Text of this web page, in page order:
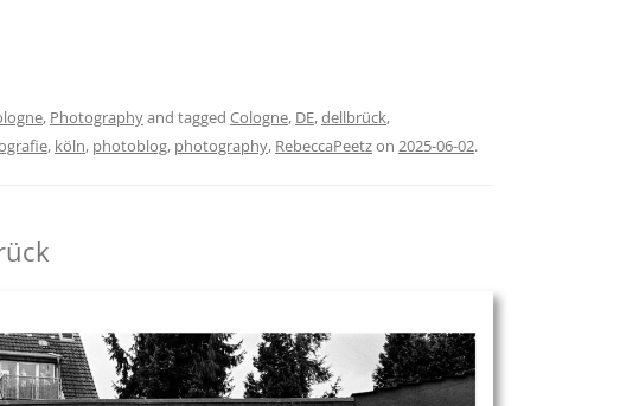
, Photographyand tagged Cologne, DE,dellbrück,
, köln, photoblog, photography, RebeccaPeetzon 2025-06-02.